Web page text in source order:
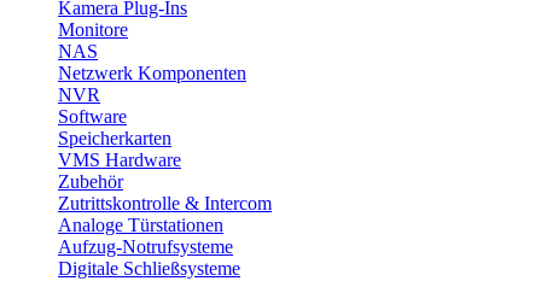
Kamera Plug-Ins
Monitore
NAS
Netzwerk Komponenten
NVR
Software
Speicherkarten
VMS Hardware
Zubehör
Zutrittskontrolle & Intercom
Analoge Türstationen
Aufzug-Notrufsysteme
Digitale Schließsysteme